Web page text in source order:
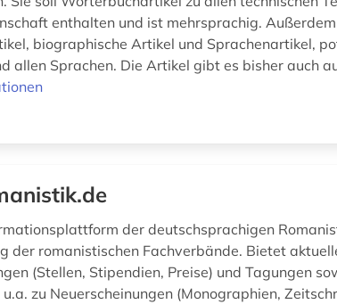
enthalten und ist mehrsprachig.
biographische Artikel und Sprachenartikel,
allen Sprachen. Die Artikel gibt es bisher auch
der deutschsprachigen
der romanistischen Fachverbände. Bietet
(Stellen, Stipendien, Preise) und Tagungen
zu Neuerscheinungen (Monographien,